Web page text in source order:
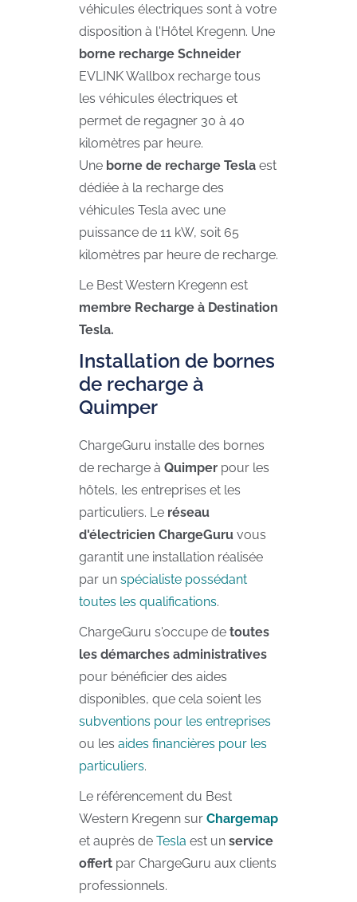
véhicules électriques sont à votre
disposition à l'Hôtel Kregenn. Une
borne recharge Schneider
EVLINK Wallbox recharge tous
les véhicules électriques et
permet de regagner 30 à 40
kilomètres par heure.
Une borne de recharge Tesla est
dédiée à la recharge des
véhicules Tesla avec une
puissance de 11 kW, soit 65
kilomètres par heure de recharge.
Le Best Western Kregenn est
membre Recharge à Destination
Tesla.
Installation de bornes
de recharge à
Quimper
ChargeGuru installe des bornes
de recharge à Quimper pour les
hôtels, les entreprises et les
particuliers. Le réseau
d'électricien ChargeGuru vous
garantit une installation réalisée
par un spécialiste possédant
toutes les qualifications.
ChargeGuru s'occupe de toutes
les démarches administratives
pour bénéficier des aides
disponibles, que cela soient les
subventions pour les entreprises
ou les aides financières pour les
particuliers.
Le référencement du Best
Western Kregenn sur Chargemap
et auprès de Tesla est un service
offert par ChargeGuru aux clients
professionnels.